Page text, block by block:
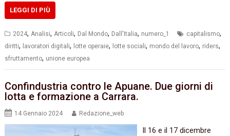
LEGGI DI PIÙ
2024, Analisi, Articoli, Dal Mondo, Dall'Italia, numero_1 capitalismo,
diritti, lavoratori digitali, lotte operaie, lotte sociali, mondo del lavoro, riders,
sfruttamento, unione europea
Confindustria contro le Apuane. Due giorni di
lotta e formazione a Carrara.
14 Gennaio 2024 Redazione_web
Il 16 e il 17 dicembre